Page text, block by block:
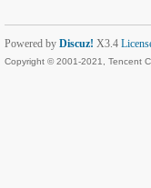
Powered by Discuz! X3.4
Copyright © 2001-2021, Tencent